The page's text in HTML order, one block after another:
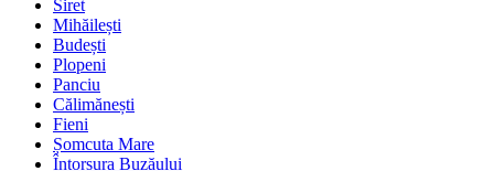
Siret
Mihăilești
Budești
Plopeni
Panciu
Călimănești
Fieni
Șomcuta Mare
Întorsura Buzăului